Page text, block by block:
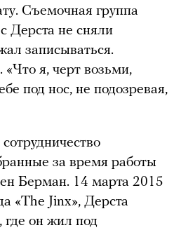
Съемочная группа
Дерста не сняли
записываться.
я, черт возьми,
под нос, не подозревая,
за время работы
Берман. 14 марта 2015
«The Jinx», Дерста
он жил под